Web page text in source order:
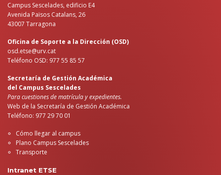
Campus Sescelades, edificio E4
Avenida Països Catalans, 26
43007 Tarragona
Oficina de Soporte a la Dirección (OSD)
osd.etse@urv.cat
Teléfono OSD: 977 55 85 57
Secretaría de Gestión Académica
del Campus Sescelades
Para cuestiones de matrícula y expedientes.
Web de la Secretaría de Gestión Académica
Teléfono: 977 29 70 01
Cómo llegar al campus
Plano Campus Sescelades
Transporte
Intranet ETSE